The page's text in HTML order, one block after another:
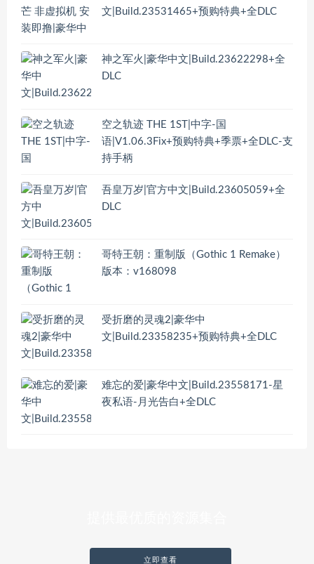
文|Build.23531465+预购特典+全DLC
神之军火|豪华中文|Build.23622298+全
DLC
空之轨迹 THE 1ST|中字-国
语|V1.06.3Fix+预购特典+季票+全DLC-支
持手柄
吾皇万岁|官方中文|Build.23605059+全
DLC
哥特王朝：重制版（Gothic 1 Remake）
版本：v168098
受折磨的灵魂2|豪华中
文|Build.23358235+预购特典+全DLC
难忘的爱|豪华中文|Build.23558171-星
夜私语-月光告白+全DLC
立即查看